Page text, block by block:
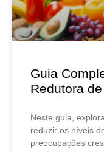
Guia
Redutora
Neste guia,
reduzir os níveis
preocupações